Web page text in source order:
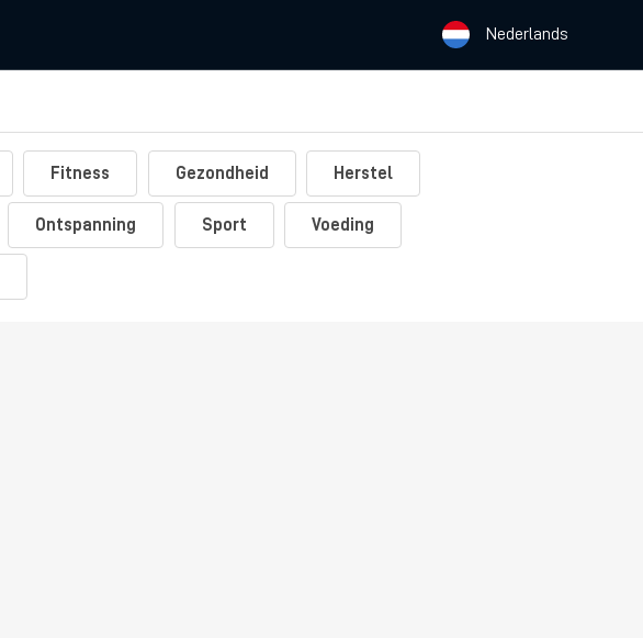
Nederlands
Fitness Gezondheid Herstel
Ontspanning Sport Voeding